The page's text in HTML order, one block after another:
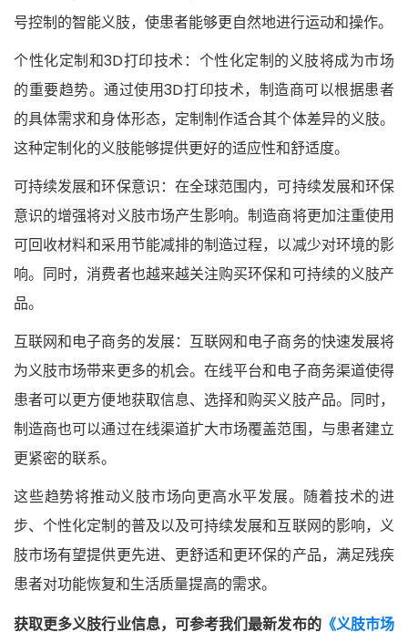
号控制的智能义肢，使患者能够更自然地进行运动和操作。
个性化定制和3D打印技术：个性化定制的义肢将成为市场
的重要趋势。通过使用3D打印技术，制造商可以根据患者
的具体需求和身体形态，定制制作适合其个体差异的义肢。
这种定制化的义肢能够提供更好的适应性和舒适度。
可持续发展和环保意识：在全球范围内，可持续发展和环保
意识的增强将对义肢市场产生影响。制造商将更加注重使用
可回收材料和采用节能减排的制造过程，以减少对环境的影
响。同时，消费者也越来越关注购买环保和可持续的义肢产
品。
互联网和电子商务的发展：互联网和电子商务的快速发展将
为义肢市场带来更多的机会。在线平台和电子商务渠道使得
患者可以更方便地获取信息、选择和购买义肢产品。同时，
制造商也可以通过在线渠道扩大市场覆盖范围，与患者建立
更紧密的联系。
这些趋势将推动义肢市场向更高水平发展。随着技术的进
步、个性化定制的普及以及可持续发展和互联网的影响，义
肢市场有望提供更先进、更舒适和更环保的产品，满足残疾
患者对功能恢复和生活质量提高的需求。
获取更多义肢行业信息，可参考我们最新发布的《义肢市场